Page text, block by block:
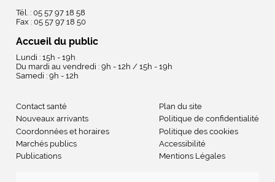
Tél. : 05 57 97 18 58
Fax : 05 57 97 18 50
Accueil du public
Lundi : 15h - 19h
Du mardi au vendredi : 9h - 12h / 15h - 19h
Samedi : 9h - 12h
Contact santé
Nouveaux arrivants
Coordonnées et horaires
Marchés publics
Publications
Plan du site
Politique de confidentialité
Politique des cookies
Accessibilité
Mentions Légales